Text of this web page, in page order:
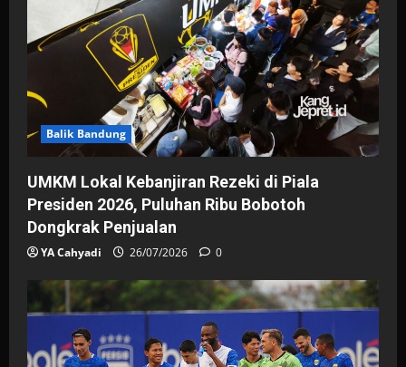
Balik Bandung
UMKM Lokal Kebanjiran Rezeki di Piala
Presiden 2026, Puluhan Ribu Bobotoh
Dongkrak Penjualan
YA Cahyadi 26/07/2026 0